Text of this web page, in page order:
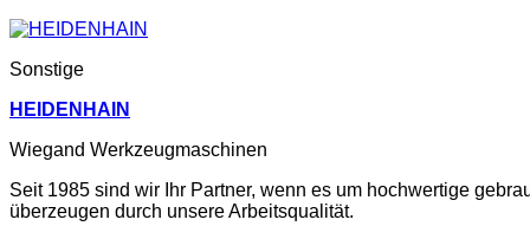
Sonstige
HEIDENHAIN
Wiegand Werkzeugmaschinen
Seit 1985 sind wir Ihr Partner, wenn es um hochwertige
überzeugen durch unsere Arbeitsqualität.